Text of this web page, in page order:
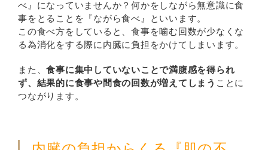
べ』になっていませんか？何かをしながら無意識に食
事をとることを『ながら食べ』といいます。
この食べ方をしていると、食事を噛む回数が少なくな
る為消化をする際に内臓に負担をかけてしまいます。
また、食事に集中していないことで満腹感を得られ
ず、結果的に食事や間食の回数が増えてしまう ことに
つながります。